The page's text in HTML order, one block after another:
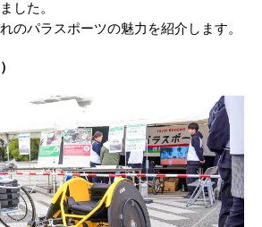
した。
のパラスポーツの魅力を紹介します。